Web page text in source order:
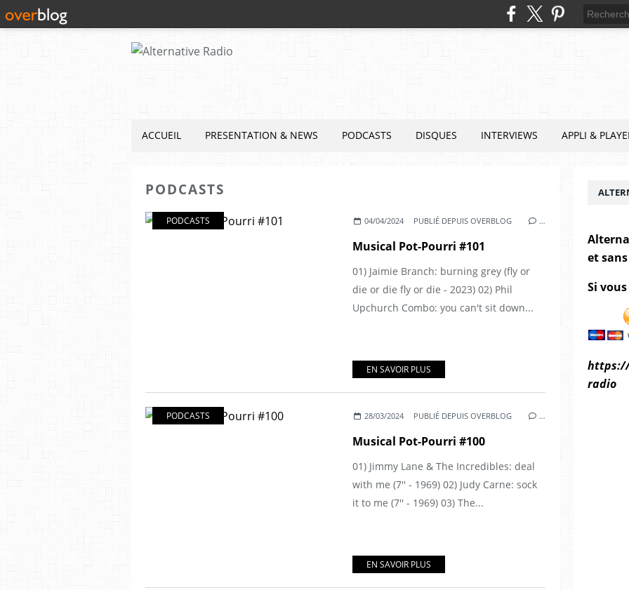
ACCUEIL PRESENTATION & NEWS PODCASTS DISQUES INTERVIEWS APPLI &
PODCASTS
PODCASTS 04/04/2024 PUBLIÉ DEPUIS OVERBLOG …
Musical Pot-Pourri #101
01) Jaimie Branch: burning grey (fly or
die or die fly or die - 2023) 02) Phil
Upchurch Combo: you can't sit down...
EN SAVOIR PLUS
PODCASTS 28/03/2024 PUBLIÉ DEPUIS OVERBLOG …
Musical Pot-Pourri #100
01) Jimmy Lane & The Incredibles: deal
with me (7'' - 1969) 02) Judy Carne: sock
it to me (7'' - 1969) 03) The...
EN SAVOIR PLUS
et
Si
radio